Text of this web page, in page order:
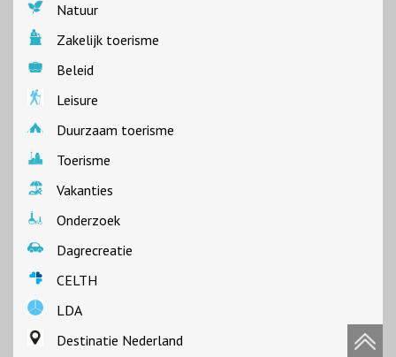
Natuur
Zakelijk toerisme
Beleid
Leisure
Duurzaam toerisme
Toerisme
Vakanties
Onderzoek
Dagrecreatie
CELTH
LDA
Destinatie Nederland